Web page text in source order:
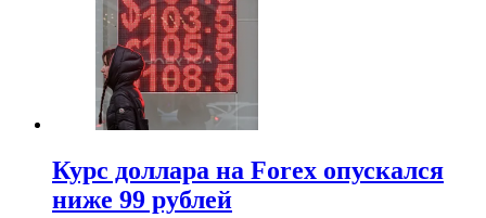
Курс доллара на Forex опускался
ниже 99 рублей